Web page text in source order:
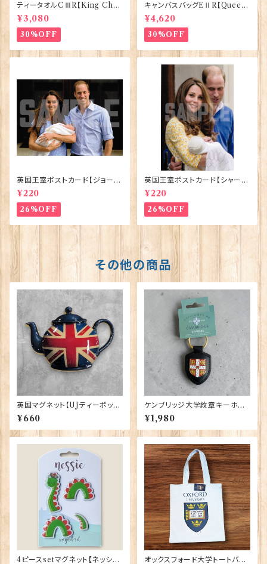
ティータオルCⅢR【King Char
lesⅢ Coronation】Victoria
Eggs 50129
¥3,080
30%OFF
キャンバスバッグEⅡR【Queen
ElizabethⅡ Commemorativ
e】Victoria Eggs 90332
¥4,620
30%OFF
英国王室ポストカード【ジョージ
王子ご誕生】Pageantry Post
card 90183-JEF100
¥220
26%OFF
英国王室ポストカード【シャーロ
ット王女2】Pageantry Postca
rd 90183-JEF202
¥220
26%OFF
その他の商品
英国マグネット【UJティーポッ
ト】Elgate Products 90030
¥660
ケンブリッジ大学紋章キーホル
ダー Elgate Products 9041
2（79438）
¥1,980
4ピースsetマグネット【ネッシ オックスフォード大学トートバッ